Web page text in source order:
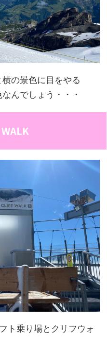
の景色に目をやる
んでしょう・・・
ト乗り場とクリフウォ